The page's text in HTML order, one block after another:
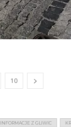
10
INFORMACJE Z GLIWIC